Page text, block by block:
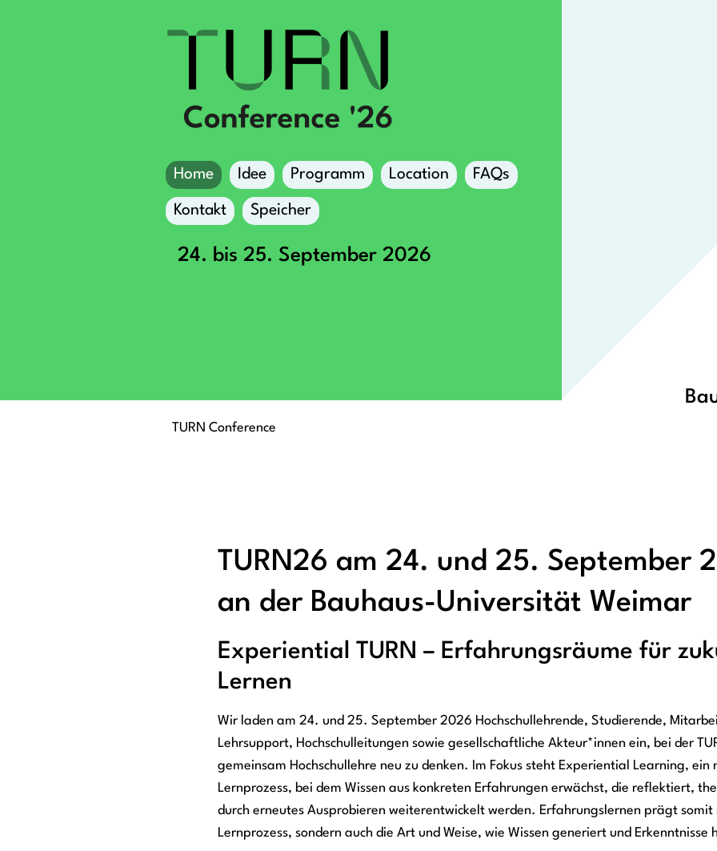
Home Idee Programm Location FAQs
Kontakt Speicher
24. bis 25. September 2026
TURN Conference
TURN26 am 24. und 25. September
an der Bauhaus-Universität Weimar
Experiential TURN – Erfahrungsräume für
Lernen
Wir laden am 24. und 25. September 2026 Hochschullehrende, Studierende,
Lehrsupport, Hochschulleitungen sowie gesellschaftliche Akteur*innen ein, bei der
gemeinsam Hochschullehre neu zu denken. Im Fokus steht Experiential Learning, ein
Lernprozess, bei dem Wissen aus konkreten Erfahrungen erwächst, die reflektiert,
durch erneutes Ausprobieren weiterentwickelt werden. Erfahrungslernen prägt somit
Lernprozess, sondern auch die Art und Weise, wie Wissen generiert und